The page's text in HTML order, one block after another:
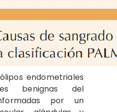
endometriales
benignas del
por un